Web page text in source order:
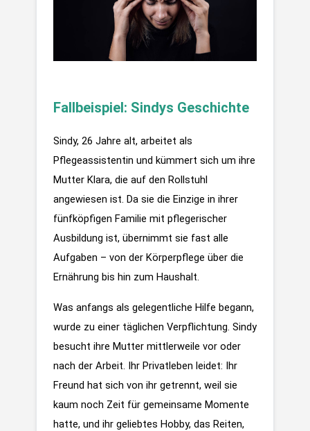
Fallbeispiel: Sindys Geschichte
Sindy, 26 Jahre alt, arbeitet als
Pflegeassistentin und kümmert sich um ihre
Mutter Klara, die auf den Rollstuhl
angewiesen ist. Da sie die Einzige in ihrer
fünfköpfigen Familie mit pflegerischer
Ausbildung ist, übernimmt sie fast alle
Aufgaben – von der Körperpflege über die
Ernährung bis hin zum Haushalt.
Was anfangs als gelegentliche Hilfe begann,
wurde zu einer täglichen Verpflichtung. Sindy
besucht ihre Mutter mittlerweile vor oder
nach der Arbeit. Ihr Privatleben leidet: Ihr
Freund hat sich von ihr getrennt, weil sie
kaum noch Zeit für gemeinsame Momente
hatte, und ihr geliebtes Hobby, das Reiten,